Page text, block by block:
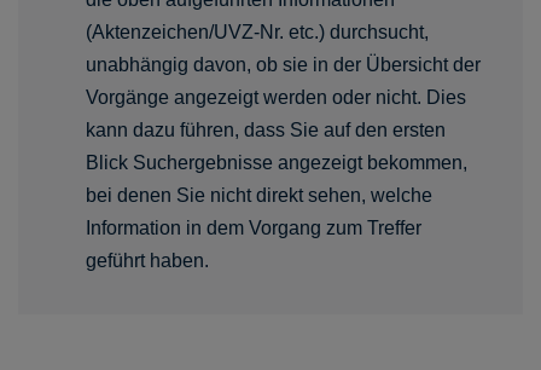
(Aktenzeichen/UVZ-Nr. etc.) durchsucht,
unabhängig davon, ob sie in der Übersicht der
Vorgänge angezeigt werden oder nicht. Dies
kann dazu führen, dass Sie auf den ersten
Blick Suchergebnisse angezeigt bekommen,
bei denen Sie nicht direkt sehen, welche
Information in dem Vorgang zum Treffer
geführt haben.